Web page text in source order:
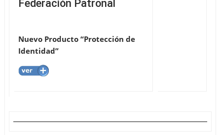
Federación Patronal
Nuevo Producto “Protección de
Identidad”